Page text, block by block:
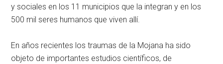
y sociales en los 11 municipios que la integran y en los
500 mil seres humanos que viven allí.
En años recientes los traumas de la Mojana ha sido
objeto de importantes estudios científicos, de